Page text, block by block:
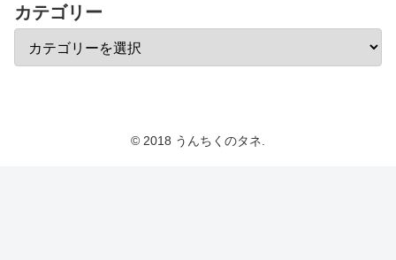
カテゴリー
© 2018 うんちくのタネ.